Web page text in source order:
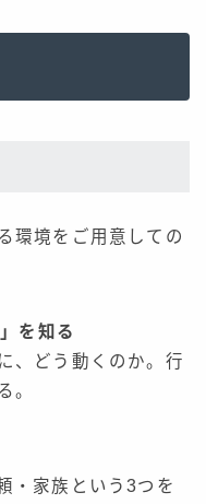
環境をご用意しての
を知る
、どう動くのか。行
。
・家族という3つを